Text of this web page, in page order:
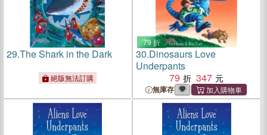
29.The Shark in the Dark
絕版無法訂購
79 折
30.Dinosaurs Love
Underpants
79
347
無庫存